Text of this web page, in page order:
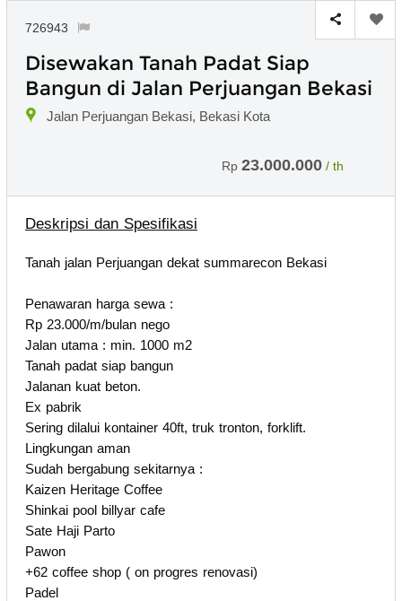
726943
Disewakan Tanah Padat Siap
Bangun di Jalan Perjuangan Bekasi
Jalan Perjuangan Bekasi, Bekasi Kota
Rp 23.000.000 / th
Deskripsi dan Spesifikasi
Tanah jalan Perjuangan dekat summarecon Bekasi
Penawaran harga sewa :
Rp 23.000/m/bulan nego
Jalan utama : min. 1000 m2
Tanah padat siap bangun
Jalanan kuat beton.
Ex pabrik
Sering dilalui kontainer 40ft, truk tronton, forklift.
Lingkungan aman
Sudah bergabung sekitarnya :
Kaizen Heritage Coffee
Shinkai pool billyar cafe
Sate Haji Parto
Pawon
+62 coffee shop ( on progres renovasi)
Padel